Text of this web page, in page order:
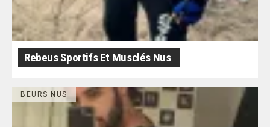
Rebeus Sportifs Et Musclés Nus
BEURS NUS